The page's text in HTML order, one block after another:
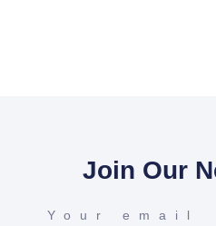
Join Our